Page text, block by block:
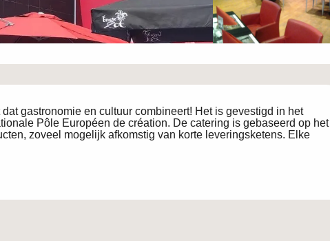
gastronomie en cultuur combineert! Het is gevestigd in het
Pôle Européen de création. De catering is gebaseerd op het
zoveel mogelijk afkomstig van korte leveringsketens. Elke